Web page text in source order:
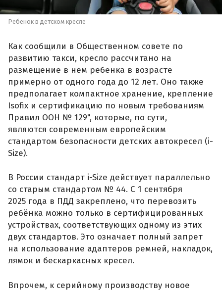
Ребенок в детском кресле
Как сообщили в Общественном совете по
развитию такси, кресло рассчитано на
размещение в нем ребенка в возрасте
примерно от одного года до 12 лет. Оно также
предполагает компактное хранение, крепление
Isofix и сертификацию по новым требованиям
Правил ООН № 129", которые, по сути,
являются современным европейским
стандартом безопасности детских автокресел (i-
Size).
В России стандарт i-Size действует параллельно
со старым стандартом № 44. С 1 сентября
2025 года в ПДД закреплено, что перевозить
ребёнка можно только в сертифицированных
устройствах, соответствующих одному из этих
двух стандартов. Это означает полный запрет
на использование адаптеров ремней, накладок,
лямок и бескаркасных кресел.
Впрочем, к серийному производству новое